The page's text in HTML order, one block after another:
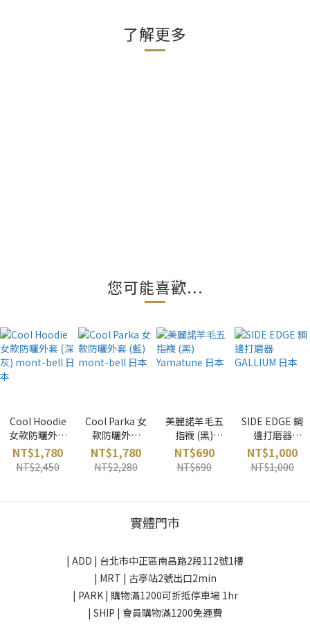
了解更多
您可能喜歡...
Cool Hoodie
女款防曬外套
(深灰) mont-
bell 日本
NT$1,780
NT$2,450
Cool Parka 女
款防曬外套
(藍) mont-
bell 日本
NT$1,780
NT$2,280
美麗諾羊毛五
指襪 (黑)
Yamatune 日
本
NT$690
NT$690
SIDE EDGE 鋼
邊打磨器
GALLIUM 日
本
NT$1,000
NT$1,000
實體門市
| ADD | 台北市中正區南昌路2段112號1樓
| MRT | 古亭站2號出口2min
| PARK | 購物滿1200可折抵停車場 1hr
| SHIP | 會員購物滿1200免運費